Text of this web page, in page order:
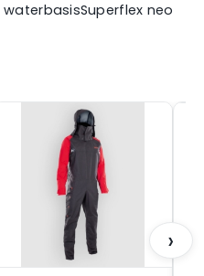
neo
›